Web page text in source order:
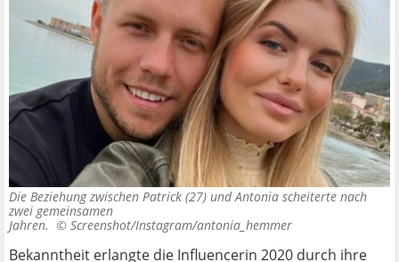
Die Beziehung zwischen Patrick (27) und Antonia scheiterte nach
zwei gemeinsamen
Jahren. © Screenshot/Instagram/antonia_hemmer
Bekanntheit erlangte die Influencerin 2020 durch ihre